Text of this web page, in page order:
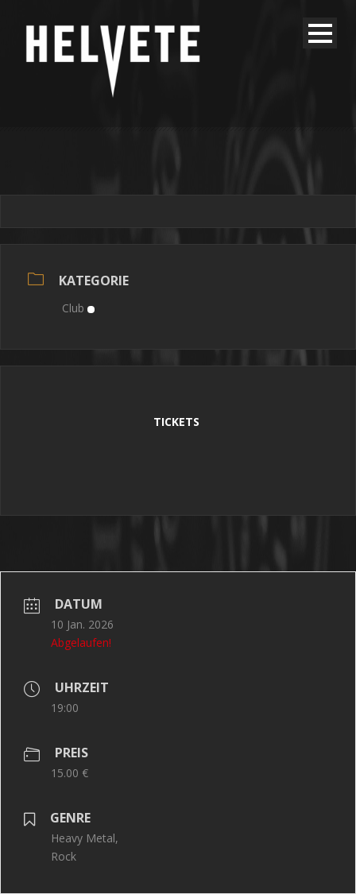
KATEGORIE
Club
TICKETS
DATUM
10 Jan. 2026
Abgelaufen!
UHRZEIT
19:00
PREIS
15.00 €
GENRE
Heavy Metal,
Rock